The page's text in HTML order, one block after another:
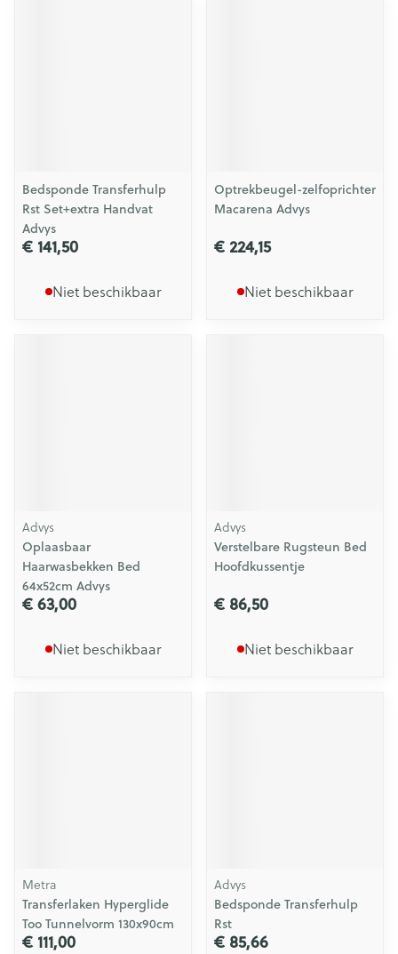
Bedsponde Transferhulp
Rst Set+extra Handvat
Advys
€ 141,50
Niet beschikbaar
Optrekbeugel-zelfoprichter
Macarena Advys
€ 224,15
Niet beschikbaar
Advys
Oplaasbaar
Haarwasbekken Bed
64x52cm Advys
€ 63,00
Niet beschikbaar
Advys
Verstelbare Rugsteun Bed
Hoofdkussentje
€ 86,50
Niet beschikbaar
Metra
Transferlaken Hyperglide
Too Tunnelvorm 130x90cm
€ 111,00
Advys
Bedsponde Transferhulp
Rst
€ 85,66